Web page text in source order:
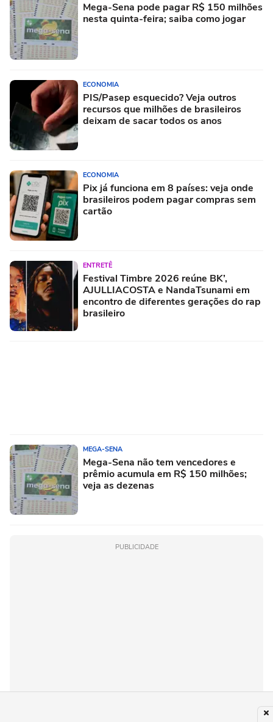
Mega-Sena pode pagar R$ 150 milhões
nesta quinta-feira; saiba como jogar
ECONOMIA
PIS/Pasep esquecido? Veja outros
recursos que milhões de brasileiros
deixam de sacar todos os anos
ECONOMIA
Pix já funciona em 8 países: veja onde
brasileiros podem pagar compras sem
cartão
ENTRETÊ
Festival Timbre 2026 reúne BK’,
AJULLIACOSTA e NandaTsunami em
encontro de diferentes gerações do rap
brasileiro
MEGA-SENA
Mega-Sena não tem vencedores e
prêmio acumula em R$ 150 milhões;
veja as dezenas
PUBLICIDADE